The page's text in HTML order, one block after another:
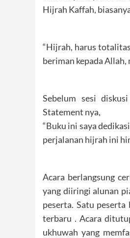
Hijrah Kaffah,
“Hijrah, harus
beriman kepada Allah,
Sebelum sesi
Statement nya,
“Buku ini saya
perjalanan hijrah ini
Acara berlangsung
yang diiringi alunan
peserta. Satu
terbaru . Acara
ukhuwah yang